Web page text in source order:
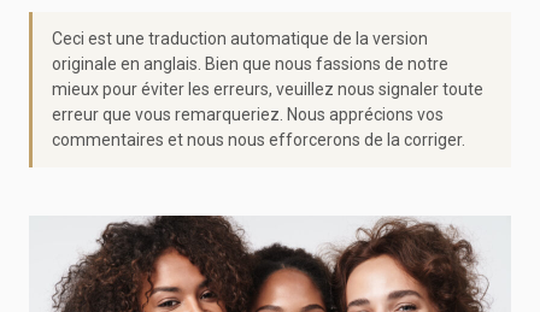
Ceci est une traduction automatique de la version
originale en anglais. Bien que nous fassions de notre
mieux pour éviter les erreurs, veuillez nous signaler toute
erreur que vous remarqueriez. Nous apprécions vos
commentaires et nous nous efforcerons de la corriger.